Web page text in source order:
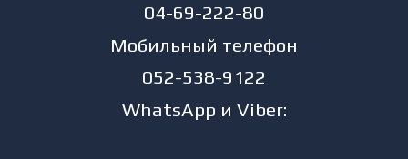
04-69-222-80
Мобильный телефон
052-538-9122
WhatsApp и Viber: